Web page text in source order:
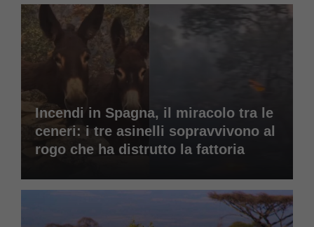
Incendi in Spagna, il miracolo tra le
ceneri: i tre asinelli sopravvivono al
rogo che ha distrutto la fattoria